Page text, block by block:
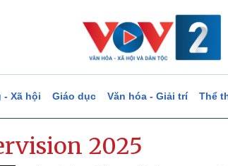
Xã hội Giáo dục Văn hóa - Giải trí Thể
2025